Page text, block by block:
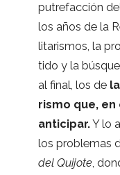
putre­fac­ción
los años de la
li­ta­ris­mos, la
tido y la
al final, los de
rismo que,
anti­ci­par.Y lo
los pro­ble­mas
del Qui­jote,